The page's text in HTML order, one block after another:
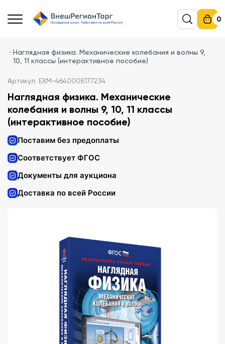
0
Наглядная физика. Механические колебания и волны 9,
10, 11 классы (интерактивное пособие)
Артикул: EXM-4640008177234
Наглядная физика. Механические
колебания и волны 9, 10, 11 классы
(интерактивное пособие)
Поставим без предоплаты
Соответствует ФГОС
Документы для аукциона
Доставка по всей России